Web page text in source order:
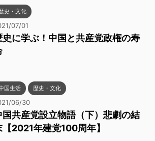
史・文化
07/01
史に学ぶ！中国と共産党政権の寿
国生活 歴史・文化
06/30
国共産党設立物語（下）悲劇の結
【2021年建党100周年】